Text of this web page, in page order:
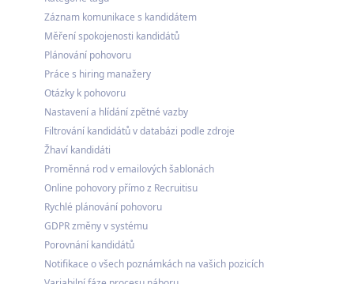
Záznam komunikace s kandidátem
Měření spokojenosti kandidátů
Plánování pohovoru
Práce s hiring manažery
Otázky k pohovoru
Nastavení a hlídání zpětné vazby
Filtrování kandidátů v databázi podle zdroje
Žhaví kandidáti
Proměnná rod v emailových šablonách
Online pohovory přímo z Recruitisu
Rychlé plánování pohovoru
GDPR změny v systému
Porovnání kandidátů
Notifikace o všech poznámkách na vašich pozicích